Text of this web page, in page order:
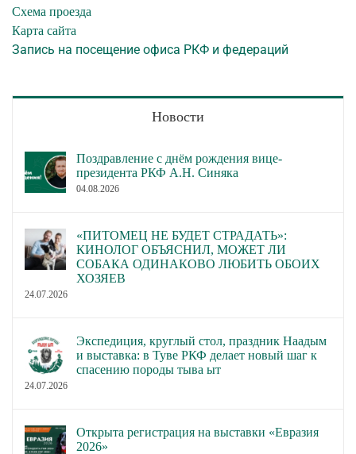
Схема проезда
Карта сайта
Запись на посещение офиса РКФ и федераций
Новости
Поздравление с днём рождения вице-
президента РКФ А.Н. Синяка
04.08.2026
«ПИТОМЕЦ НЕ БУДЕТ СТРАДАТЬ»:
КИНОЛОГ ОБЪЯСНИЛ, МОЖЕТ ЛИ
СОБАКА ОДИНАКОВО ЛЮБИТЬ ОБОИХ
ХОЗЯЕВ
24.07.2026
Экспедиция, круглый стол, праздник Наадым
и выставка: в Туве РКФ делает новый шаг к
спасению породы тыва ыт
24.07.2026
Открыта регистрация на выставки «Евразия
2026»